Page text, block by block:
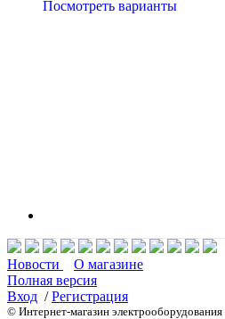
Посмотреть варианты
Новости
О магазине
Полная версия
Вход /Регистрация
© Интернет-магазин